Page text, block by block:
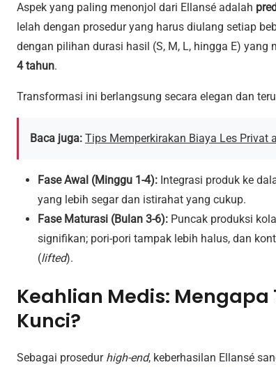
Aspek yang paling menonjol dari Ellansé adalah
lelah dengan prosedur yang harus diulang setiap
dengan pilihan durasi hasil (S, M, L, hingga E)
4 tahun.
Transformasi ini berlangsung secara elegan dan
Baca juga: Tips Memperkirakan Biaya Les Privat
Fase Awal (Minggu 1-4): Integrasi produk ke
yang lebih segar dan istirahat yang cukup.
Fase Maturasi (Bulan 3-6): Puncak produksi
signifikan; pori-pori tampak lebih halus, dan
(lifted).
Keahlian Medis:
Kunci?
Sebagai prosedur high-end, keberhasilan Ellansé